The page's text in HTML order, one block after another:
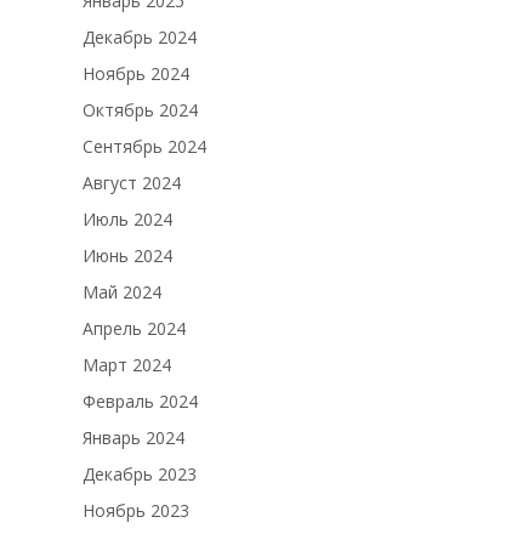
Декабрь 2024
Ноябрь 2024
Октябрь 2024
Сентябрь 2024
Август 2024
Июль 2024
Июнь 2024
Май 2024
Апрель 2024
Март 2024
Февраль 2024
Январь 2024
Декабрь 2023
Ноябрь 2023